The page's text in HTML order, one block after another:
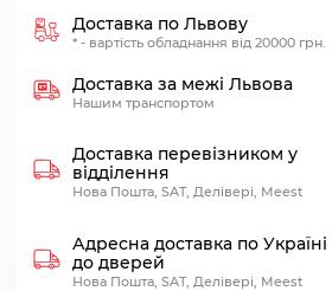
Доставка по Львову
* - вартість обладнання від 20000 грн.
Доставка за межі Львова
Нашим транспортом
Доставка перевізником у
відділення
Нова Пошта, SAT, Делівері, Meest
Адресна доставка по Україні
до дверей
Нова Пошта, SAT, Делівері, Meest